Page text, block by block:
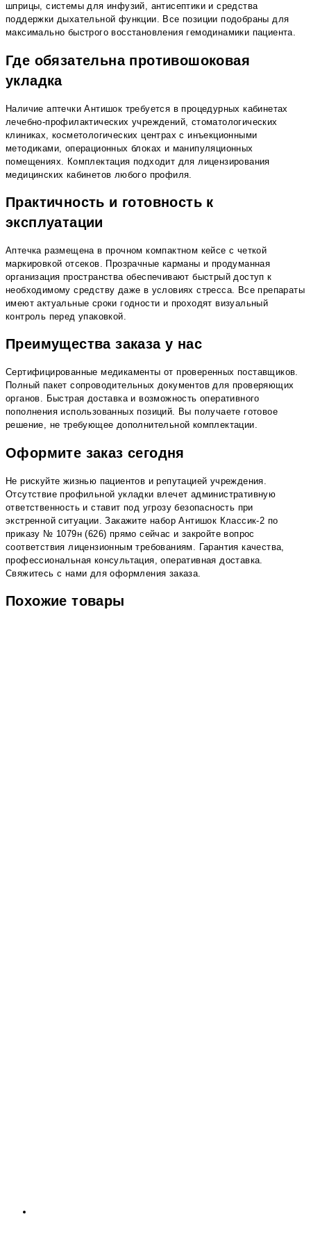
шприцы, системы для инфузий, антисептики и средства
поддержки дыхательной функции. Все позиции подобраны для
максимально быстрого восстановления гемодинамики пациента.
Где обязательна противошоковая
укладка
Наличие аптечки Антишок требуется в процедурных кабинетах
лечебно-профилактических учреждений, стоматологических
клиниках, косметологических центрах с инъекционными
методиками, операционных блоках и манипуляционных
помещениях. Комплектация подходит для лицензирования
медицинских кабинетов любого профиля.
Практичность и готовность к
эксплуатации
Аптечка размещена в прочном компактном кейсе с четкой
маркировкой отсеков. Прозрачные карманы и продуманная
организация пространства обеспечивают быстрый доступ к
необходимому средству даже в условиях стресса. Все препараты
имеют актуальные сроки годности и проходят визуальный
контроль перед упаковкой.
Преимущества заказа у нас
Сертифицированные медикаменты от проверенных поставщиков.
Полный пакет сопроводительных документов для проверяющих
органов. Быстрая доставка и возможность оперативного
пополнения использованных позиций. Вы получаете готовое
решение, не требующее дополнительной комплектации.
Оформите заказ сегодня
Не рискуйте жизнью пациентов и репутацией учреждения.
Отсутствие профильной укладки влечет административную
ответственность и ставит под угрозу безопасность при
экстренной ситуации. Закажите набор Антишок Классик-2 по
приказу № 1079н (626) прямо сейчас и закройте вопрос
соответствия лицензионным требованиям. Гарантия качества,
профессиональная консультация, оперативная доставка.
Свяжитесь с нами для оформления заказа.
Похожие товары